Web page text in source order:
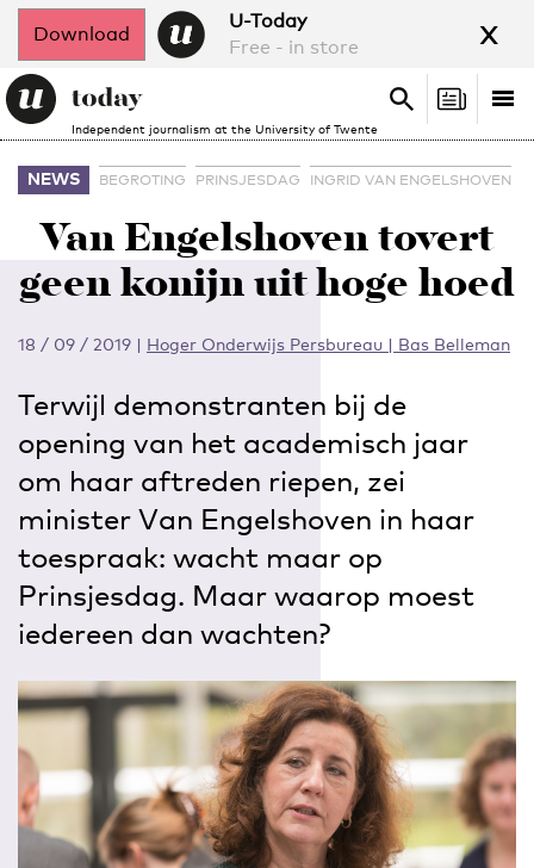
Download
U-Today
Free - in store
x
Independent journalism at the University of Twente
Search
Search
NEWS BEGROTING PRINSJESDAG INGRID VAN ENGELSHOVEN
Van Engelshoven tovert
geen konijn uit hoge hoed
18 / 09 / 2019 | Hoger Onderwijs Persbureau | Bas Belleman
Terwijl demonstranten bij de
opening van het academisch jaar
om haar aftreden riepen, zei
minister Van Engelshoven in haar
toespraak: wacht maar op
Prinsjesdag. Maar waarop moest
iedereen dan wachten?